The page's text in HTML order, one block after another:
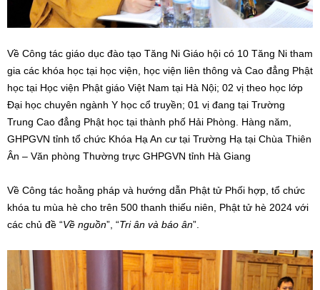
Về Công tác giáo dục đào tạo Tăng Ni Giáo hội có 10 Tăng Ni tham
gia các khóa học tại học viện, học viện liên thông và Cao đẳng Phật
học tại Học viện Phật giáo Việt Nam tại Hà Nội; 02 vị theo học lớp
Đại học chuyên ngành Y học cổ truyền; 01 vị đang tại Trường
Trung Cao đẳng Phật học tại thành phố Hải Phòng. Hàng năm,
GHPGVN tỉnh tổ chức Khóa Hạ An cư tại Trường Hạ tại Chùa Thiên
Ân – Văn phòng Thường trực GHPGVN tỉnh Hà Giang
Về Công tác hoằng pháp và hướng dẫn Phật tử Phối hợp, tổ chức
khóa tu mùa hè cho trên 500 thanh thiếu niên, Phật tử hè 2024 với
các chủ đề “Về nguồn”, “Tri ân và báo ân”.